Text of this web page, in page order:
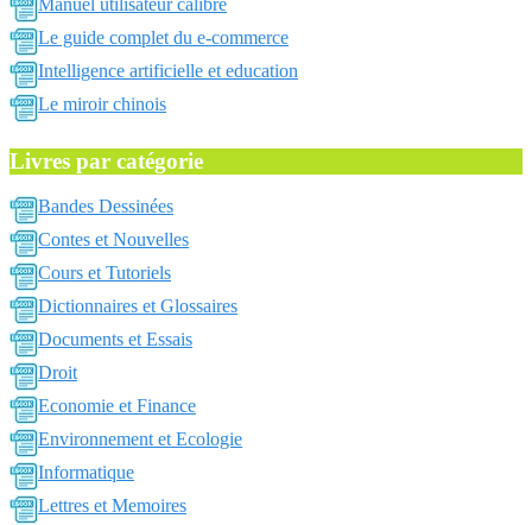
Manuel utilisateur calibre
Le guide complet du e-commerce
Intelligence artificielle et education
Le miroir chinois
Livres par catégorie
Bandes Dessinées
Contes et Nouvelles
Cours et Tutoriels
Dictionnaires et Glossaires
Documents et Essais
Droit
Economie et Finance
Environnement et Ecologie
Informatique
Lettres et Memoires